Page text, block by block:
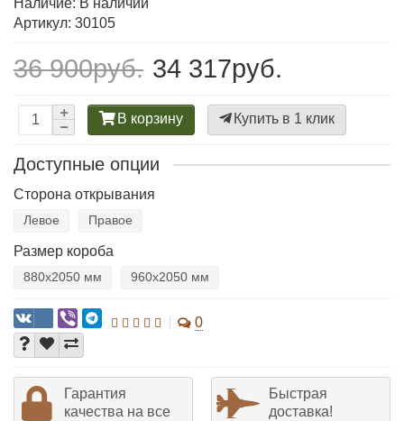
Наличие: В наличии
Артикул: 30105
36 900руб. 34 317руб.
В корзину Купить в 1 клик
Доступные опции
Сторона открывания
Левое Правое
Размер короба
880х2050 мм 960х2050 мм
0
Гарантия
качества на все
Быстрая
доставка!